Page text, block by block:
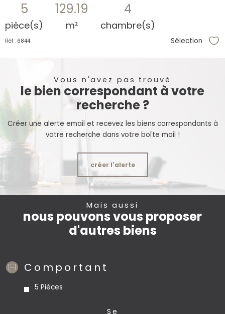
5
pièce(s)
129.19
m²
4
chambre(s)
Réf : 6844 Sélection
Vous n'avez pas trouvé
le bien correspondant à votre
recherche ?
Créer une alerte email et recevez les biens correspondants à
votre recherche dans votre boîte mail !
créer l'alerte
Mais aussi
nous pouvons vous proposer
d'autres biens
Comportant
5 Pièces
se